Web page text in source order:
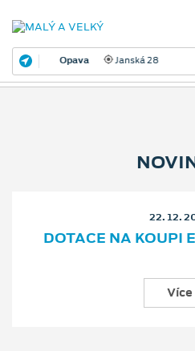
Opava Janská 28
22. 12.
DOTACE NA KOUPI
Více